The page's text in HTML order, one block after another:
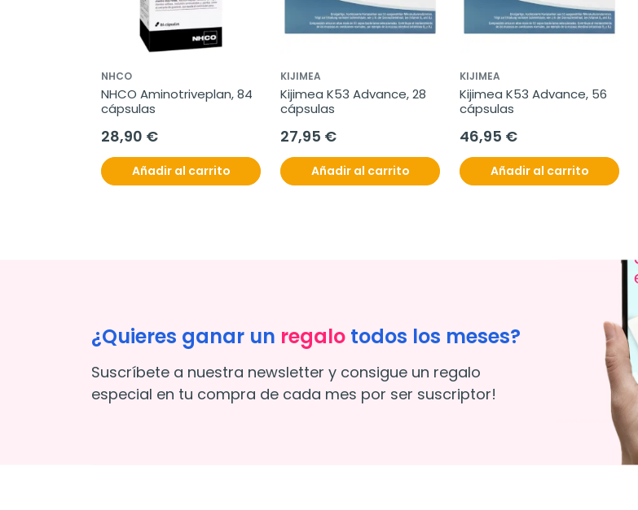
NHCO
NHCO Aminotriveplan, 84
cápsulas
28,90 €
Añadir al carrito
KIJIMEA
Kijimea K53 Advance, 28
cápsulas
27,95 €
Añadir al carrito
KIJIMEA
Kijimea K53 Advance, 56
cápsulas
46,95 €
Añadir al carrito
¿Quieres ganar un regalo todos los meses?
Suscríbete a nuestra newsletter y consigue un regalo
especial en tu compra de cada mes por ser suscriptor!